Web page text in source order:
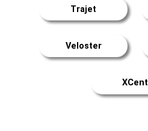
Trajet
Veloster
XCent